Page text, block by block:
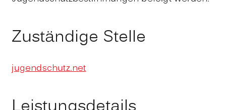
Zuständige Stelle
jugendschutz.net